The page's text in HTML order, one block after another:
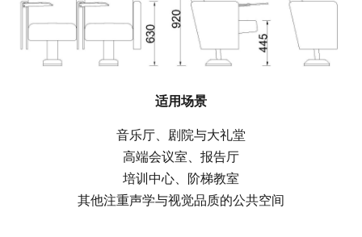
适用场景
音乐厅、剧院与大礼堂
高端会议室、报告厅
培训中心、阶梯教室
其他注重声学与视觉品质的公共空间